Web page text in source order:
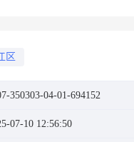
区
350303-04-01-694152
07-10 12:56:50